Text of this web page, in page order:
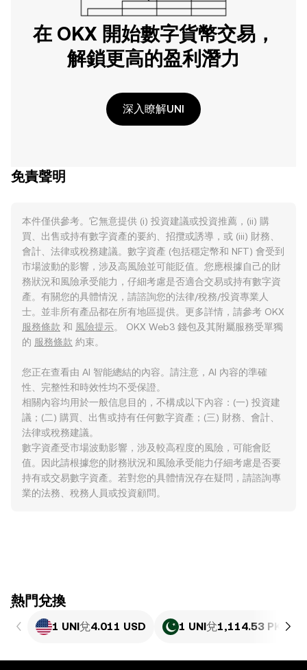
在 OKX 開始數字貨幣交易，
解鎖更高的盈利潛力
深入瞭解UNI
免責聲明
本件僅供參考。它無意提供 (i) 投資建議或投資推薦，(ii) 購
買、出售或持有數字資產的要約、招攬或誘導，或 (iii) 財務、
會計、法律或稅務建議。數字資產 (包括穩定幣和 NFT) 會受到
市場波動的影響，涉及高風險並可能貶值。您應根據自己的財
務狀況和風險承受能力，仔細考慮是否適合交易或持有數字資
產。有關您的具體情況，請諮詢您的法律/稅務/投資專業人
士。並非所有產品都在所有地區提供。更多詳情，請參考 OKX
服務條款 和 風險提示。 OKX Web3 錢包及其附屬服務受單獨
的 服務條款 約束。
您正在查看由 AI 智能總結的內容。請注意，AI 內容的準確
性、完整性和時效性均不受保證。
相關內容均用於一般信息目的，不構成以下內容：(一) 投資建
議；(二) 購買、出售或持有任何數字資產；(三) 財務、會計、
法律或稅務建議。
數字資產受市場波動影響，涉及較高程度的風險，可能會貶
值。因此請根據您的財務狀況和風險承受能力仔細考慮是否要
持有或交易數字資產。若對您的具體情況存在疑問，請諮詢專
業的法務、稅務人員或投資顧問。
ִִִִִִִִִִִִִִִִִִִִִִִִִִִִִִִִִִִִִִִִִִִִִִִִ熱門兌換
1 UNI兌4.011 USD 1 UNI兌1,114.53 PKR